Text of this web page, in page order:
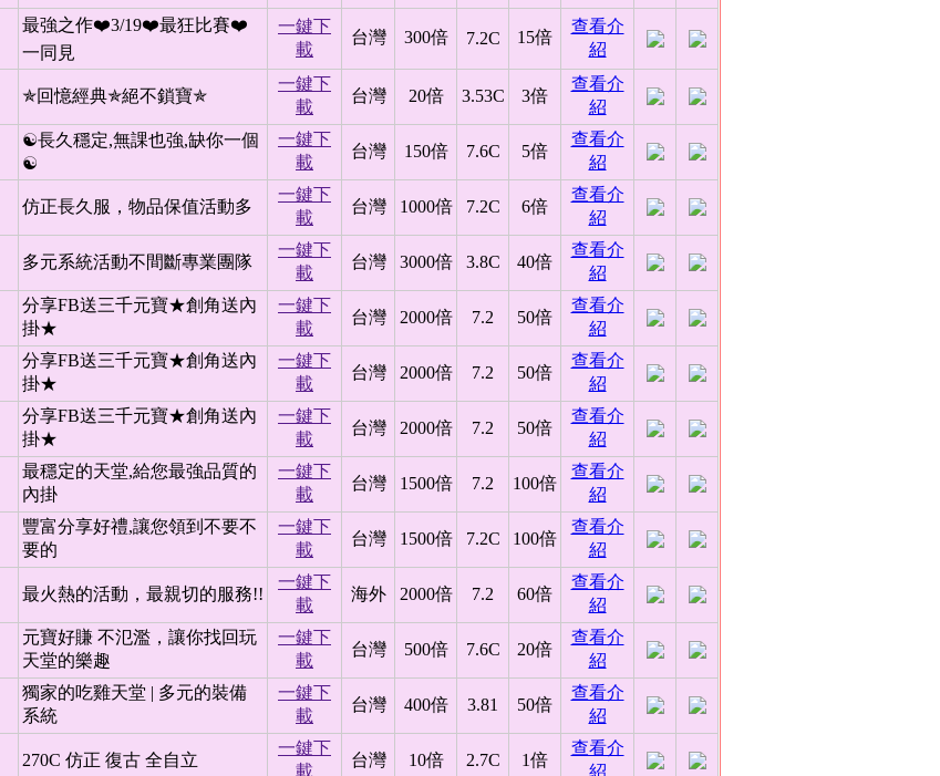
最強之作❤️3/19❤️最狂比賽❤️
一同見
一鍵下
載
台灣 300倍 7.2C 15倍
查看介
紹
✯回憶經典✯絕不鎖寶✯
一鍵下
載
台灣 20倍 3.53C 3倍
查看介
紹
☯長久穩定,無課也強,缺你一個
☯
一鍵下
載
台灣 150倍 7.6C 5倍
查看介
紹
仿正長久服，物品保值活動多
一鍵下
載
台灣 1000倍 7.2C 6倍
查看介
紹
多元系統活動不間斷專業團隊
一鍵下
載
台灣 3000倍 3.8C 40倍
查看介
紹
分享FB送三千元寶★創角送內
掛★
一鍵下
載
台灣 2000倍 7.2 50倍
查看介
紹
分享FB送三千元寶★創角送內
掛★
一鍵下
載
台灣 2000倍 7.2 50倍
查看介
紹
分享FB送三千元寶★創角送內
掛★
一鍵下
載
台灣 2000倍 7.2 50倍
查看介
紹
最穩定的天堂,給您最強品質的
內掛
一鍵下
載
台灣 1500倍 7.2 100倍
查看介
紹
豐富分享好禮,讓您領到不要不
要的
一鍵下
載
台灣 1500倍 7.2C 100倍
查看介
紹
最火熱的活動，最親切的服務!!
一鍵下
載
海外 2000倍 7.2 60倍
查看介
紹
元寶好賺 不氾濫，讓你找回玩
天堂的樂趣
一鍵下
載
台灣 500倍 7.6C 20倍
查看介
紹
獨家的吃雞天堂 | 多元的裝備
系統
一鍵下
載
台灣 400倍 3.81 50倍
查看介
紹
270C 仿正 復古 全自立
一鍵下
載
台灣 10倍 2.7C 1倍
查看介
紹